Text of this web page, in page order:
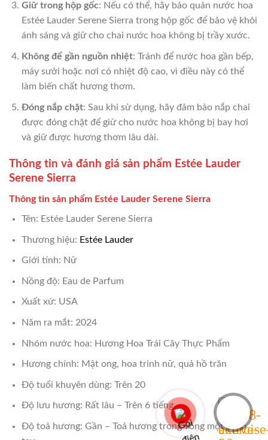
Giữ trong hộp gốc: Nếu có thể, hãy bảo quản nước hoa
Estée Lauder Serene Sierra trong hộp gốc để bảo vệ khỏi
ánh sáng và giữ cho chai nước hoa không bị trầy xước.
Không để gần nguồn nhiệt: Tránh để nước hoa gần bếp,
máy sưởi hoặc nơi có nhiệt độ cao, vì điều này có thể
làm biến chất hương thơm.
Đóng nắp chặt: Sau khi sử dụng, hãy đảm bảo nắp chai
được đóng chặt để giữ cho nước hoa không bị bay hơi
và giữ được hương thơm lâu dài.
Thông tin và đánh giá sản phẩm Estée Lauder
Serene Sierra
Thông tin sản phẩm Estée Lauder Serene Sierra
Tên: Estée Lauder Serene Sierra
Thương hiệu: Estée Lauder
Giới tính: Nữ
Nồng độ: Eau de Parfum
Xuất xứ: USA
Năm ra mắt: 2024
Nhóm nước hoa: Hương Hoa Trái Cây Thực Phẩm
Hương chính: Mật ong, hoa trinh nữ, quả hồ trăn
Độ tuổi khuyên dùng: Trên 20
Độ lưu hương: Rất lâu – Trên 6 tiếng
Độ toả hương: Gần – Toả hương trong vòng một cánh